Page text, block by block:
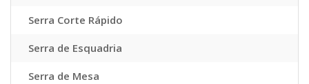
Serra Corte Rápido
Serra de Esquadria
Serra de Mesa